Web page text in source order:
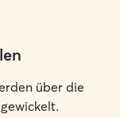
über die